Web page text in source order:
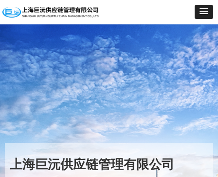
上海巨沅供应链管理有限公司